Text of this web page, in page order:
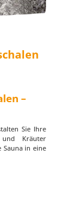
–
Sie Ihre
und Kräuter
in eine